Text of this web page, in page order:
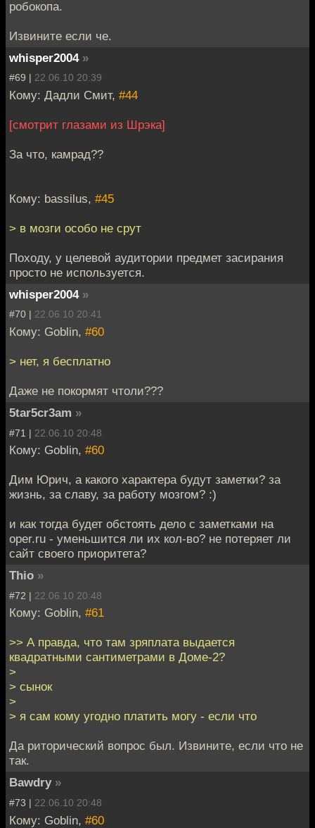
робокопа.
Извините если че.
whisper2004 »
#69 | 22.06.10 20:39
Кому: Дадли Смит, #44
[смотрит глазами из Шрэка]
За что, камрад??
Кому: bassilus, #45
> в мозги особо не срут
Походу, у целевой аудитории предмет засирания
просто не используется.
whisper2004 »
#70 | 22.06.10 20:41
Кому: Goblin, #60
> нет, я бесплатно
Даже не покормят чтоли???
5tar5cr3am »
#71 | 22.06.10 20:48
Кому: Goblin, #60
Дим Юрич, а какого характера будут заметки? за
жизнь, за славу, за работу мозгом? :)
и как тогда будет обстоять дело с заметками на
oper.ru - уменьшится ли их кол-во? не потеряет ли
сайт своего приоритета?
Thio »
#72 | 22.06.10 20:48
Кому: Goblin, #61
>> А правда, что там зряплата выдается
квадратными сантиметрами в Доме-2?
>
> сынок
>
> я сам кому угодно платить могу - если что
Да риторический вопрос был. Извините, если что не
так.
Bawdry »
#73 | 22.06.10 20:48
Кому: Goblin, #60